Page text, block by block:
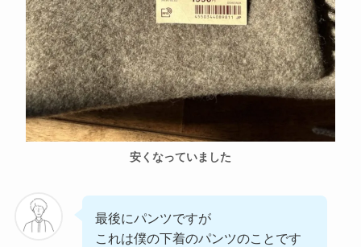
安くなっていました
最後にパンツですが
これは僕の下着のパンツのことです